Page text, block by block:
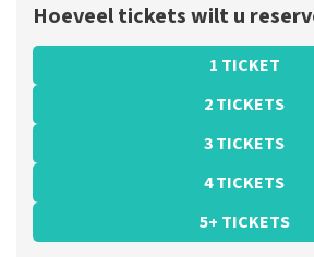
Hoeveel tickets wilt u
1 TICKET
2 TICKETS
3 TICKETS
4 TICKETS
5+ TICKETS